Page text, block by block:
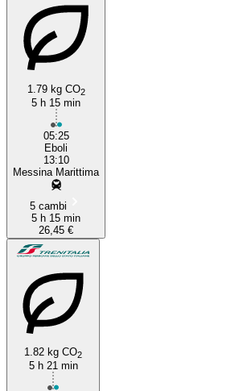
1.79 kg CO2
5 h 15 min
05:25
Eboli
13:10
Messina Marittima
5 cambi
5 h 15 min
26,45 €
1.82 kg CO2
5 h 21 min